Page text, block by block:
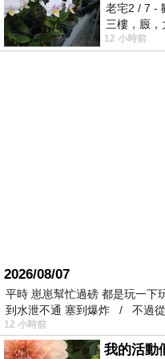
老宅2 / 7 -
三樓，廄，
個人整整齊
12 小時前
2026/08/07
平時 崽崽幫忙過磅 都是玩一下
到水泄不通 塞到爆炸 / 不過從
12 小時前
我的活動